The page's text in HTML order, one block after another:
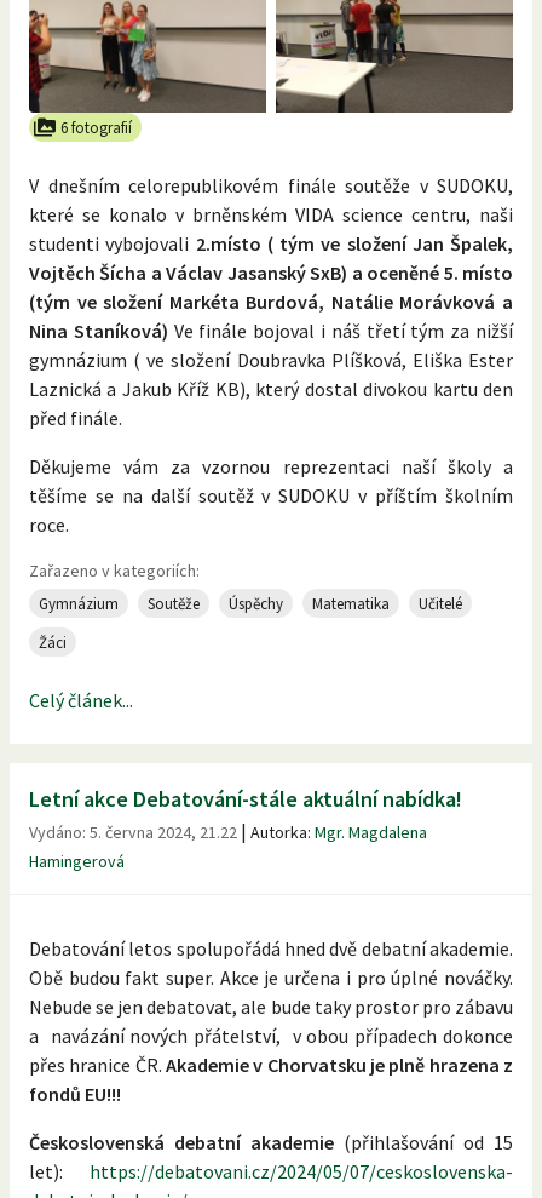
6 fotografií
V dnešním celorepublikovém finále soutěže v SUDOKU,
které se konalo v brněnském VIDA science centru, naši
studenti vybojovali 2.místo ( tým ve složení Jan Špalek,
Vojtěch Šícha a Václav Jasanský SxB) a oceněné 5. místo
(tým ve složení Markéta Burdová, Natálie Morávková a
Nina Staníková) Ve finále bojoval i náš třetí tým za nižší
gymnázium ( ve složení Doubravka Plíšková, Eliška Ester
Laznická a Jakub Kříž KB), který dostal divokou kartu den
před finále.
Děkujeme vám za vzornou reprezentaci naší školy a
těšíme se na další soutěž v SUDOKU v příštím školním
roce.
Zařazeno v kategoriích:
Gymnázium Soutěže Úspěchy Matematika
Učitelé
Žáci
Celý článek...
Letní akce Debatování-stále aktuální nabídka!
Vydáno: 5. června 2024, 21.22 | Autorka: Mgr. Magdalena
Hamingerová
Debatování letos spolupořádá hned dvě debatní akademie.
Obě budou fakt super. Akce je určena i pro úplné nováčky.
Nebude se jen debatovat, ale bude taky prostor pro zábavu
a navázání nových přátelství, v obou případech dokonce
přes hranice ČR. Akademie v Chorvatsku je plně hrazena z
fondů EU!!!
Československá debatní akademie (přihlašování od 15
let): https://debatovani.cz/2024/05/07/ceskoslovenska-